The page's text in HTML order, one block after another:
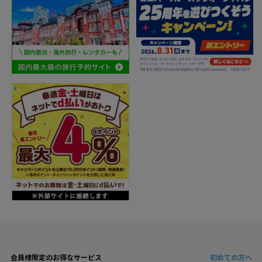
会員様限定のお得なサービス 初めての方へ